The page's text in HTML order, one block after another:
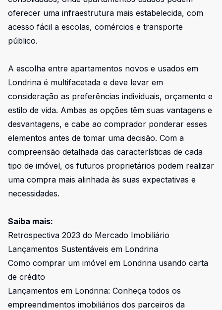
oferecer uma infraestrutura mais estabelecida, com
acesso fácil a escolas, comércios e transporte
público.
A escolha entre apartamentos novos e usados em
Londrina é multifacetada e deve levar em
consideração as preferências individuais, orçamento e
estilo de vida. Ambas as opções têm suas vantagens e
desvantagens, e cabe ao comprador ponderar esses
elementos antes de tomar uma decisão. Com a
compreensão detalhada das características de cada
tipo de imóvel, os futuros proprietários podem realizar
uma compra mais alinhada às suas expectativas e
necessidades.
Saiba mais:
Retrospectiva 2023 do Mercado Imobiliário
Lançamentos Sustentáveis em Londrina
Como comprar um imóvel em Londrina usando carta
de crédito
Lançamentos em Londrina: Conheça todos os
empreendimentos imobiliários dos parceiros da